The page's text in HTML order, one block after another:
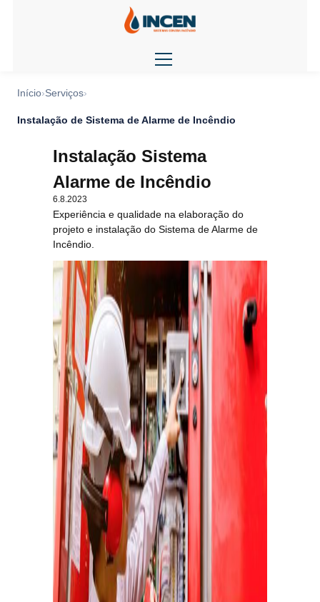
Início Serviços
Instalação de Sistema de Alarme de Incêndio
Instalação Sistema
Alarme de Incêndio
6.8.2023
Experiência e qualidade na elaboração do
projeto e instalação do Sistema de Alarme de
Incêndio.